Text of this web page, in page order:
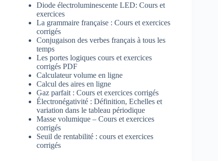
Diode électroluminescente LED: Cours et
exercices
La grammaire française : Cours et exercices
corrigés
Conjugaison des verbes français à tous les
temps
Les portes logiques cours et exercices
corrigés PDF
Calculateur volume en ligne
Calcul des aires en ligne
Gaz parfait : Cours et exercices corrigés
Électronégativité : Définition, Echelles et
variation dans le tableau périodique
Masse volumique – Cours et exercices
corrigés
Seuil de rentabilité : cours et exercices
corrigés